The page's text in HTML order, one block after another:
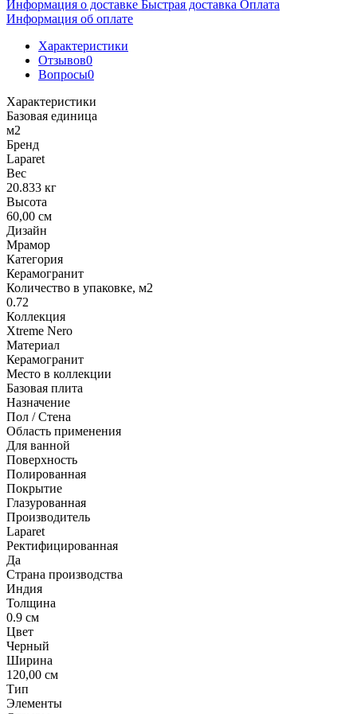
Информация о доставке Быстрая доставка Оплата
Информация об оплате
Характеристики
Отзывов0
Вопросы0
Характеристики
Базовая единица
м2
Бренд
Laparet
Вес
20.833 кг
Высота
60,00 см
Дизайн
Мрамор
Категория
Керамогранит
Количество в упаковке, м2
0.72
Коллекция
Xtreme Nero
Материал
Керамогранит
Место в коллекции
Базовая плита
Назначение
Пол / Стена
Область применения
Для ванной
Поверхность
Полированная
Покрытие
Глазурованная
Производитель
Laparet
Ректифицированная
Да
Страна производства
Индия
Толщина
0.9 см
Цвет
Черный
Ширина
120,00 см
Тип
Элементы